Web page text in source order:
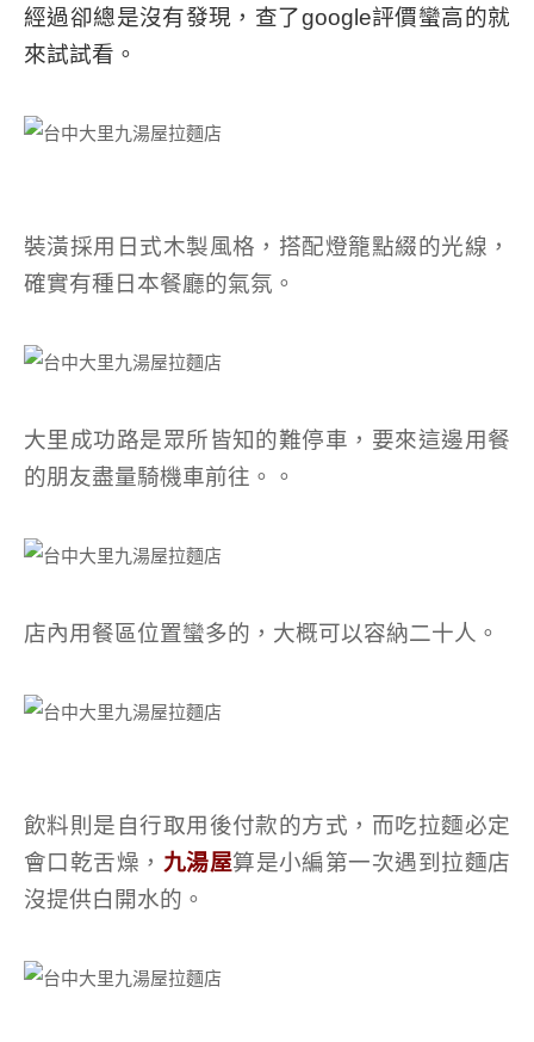
經過卻總是沒有發現，查了google評價蠻高的就
來試試看。
裝潢採用日式木製風格，搭配燈籠點綴的光線，
確實有種日本餐廳的氣氛。
大里成功路是眾所皆知的難停車，要來這邊用餐
的朋友盡量騎機車前往。。
店內用餐區位置蠻多的，大概可以容納二十人。
飲料則是自行取用後付款的方式，而吃拉麵必定
會口乾舌燥， 九湯屋算是小編第一次遇到拉麵店
沒提供白開水的。